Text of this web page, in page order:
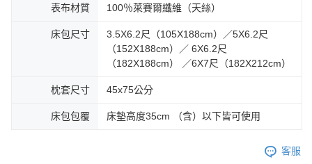
表布材質 100％萊賽爾纖維（天絲）
床包尺寸
3.5X6.2尺（105X188cm）／5X6.2尺
（152X188cm）／ 6X6.2尺
（182X188cm） ／6X7尺（182X212cm）
枕套尺寸 45x75公分
床包包覆 床墊高度35cm （含）以下皆可使用
客服